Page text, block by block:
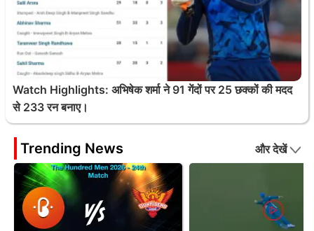
Watch Highlights: अभिषेक शर्मा ने 91 गेंदों पर 25 छक्कों की मदद
से 233 रन बनाए।
Trending News और देखें